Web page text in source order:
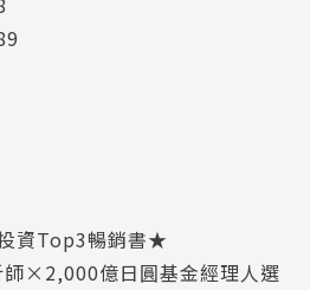
資Top3暢銷書★
師×2,000億日圓基金經理人選